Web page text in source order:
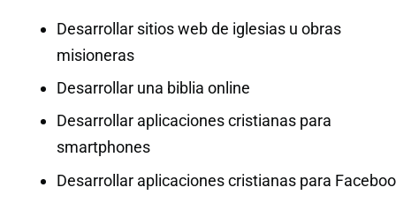
Desarrollar sitios web de iglesias u obras
misioneras
Desarrollar una biblia online
Desarrollar aplicaciones cristianas para
smartphones
Desarrollar aplicaciones cristianas para